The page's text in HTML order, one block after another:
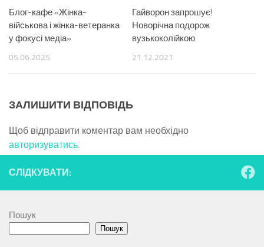
Блог-кафе «Жінка-
військова і жінка-ветеранка
у фокусі медіа»
05.06.2025
Гайворон запрошує!
Новорічна подорож
вузькоколійкою
21.12.2021
ЗАЛИШИТИ ВІДПОВІДЬ
Щоб відправити коментар вам необхідно
авторизуватись.
СЛІДКУВАТИ:
Пошук
Пошук